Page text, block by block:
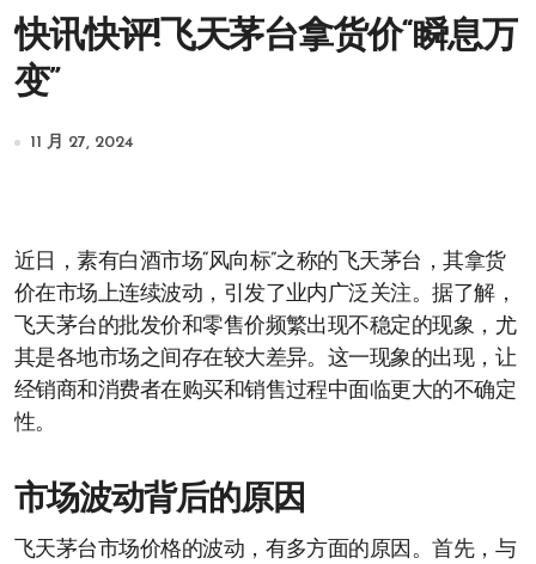
快讯快评!飞天茅台拿货价“瞬息万
变”
11 月 27, 2024
近日，素有白酒市场“风向标”之称的飞天茅台，其拿货
价在市场上连续波动，引发了业内广泛关注。据了解，
飞天茅台的批发价和零售价频繁出现不稳定的现象，尤
其是各地市场之间存在较大差异。这一现象的出现，让
经销商和消费者在购买和销售过程中面临更大的不确定
性。
市场波动背后的原因
飞天茅台市场价格的波动，有多方面的原因。首先，与